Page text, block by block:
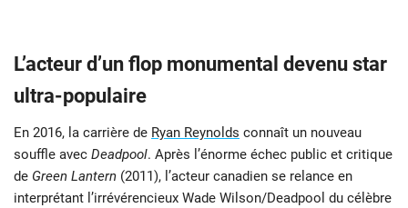
L’acteur d’un flop monumental devenu star
ultra-populaire
En 2016, la carrière de Ryan Reynolds connaît un nouveau
souffle avec Deadpool. Après l’énorme échec public et critique
de Green Lantern (2011), l’acteur canadien se relance en
interprétant l’irrévérencieux Wade Wilson/Deadpool du célèbre